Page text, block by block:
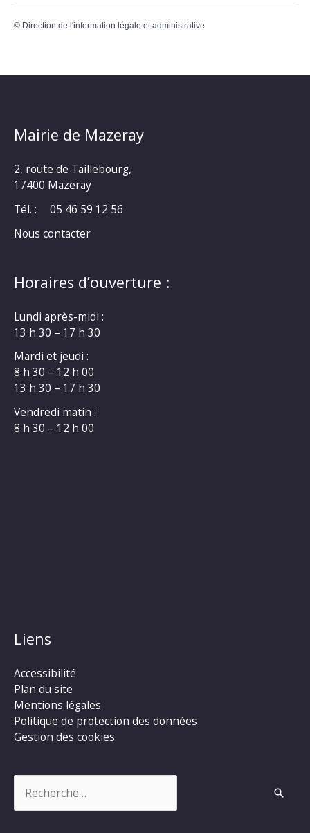
© Direction de l'information légale et administrative
Mairie de Mazeray
2, route de Taillebourg,
17400 Mazeray
Tél. :
05 46 59 12 56
Nous contacter
Horaires d’ouverture :
Lundi après-midi :
13 h 30 – 17 h 30
Mardi et jeudi :
8 h 30 – 12 h 00
13 h 30 – 17 h 30
Vendredi matin :
8 h 30 – 12 h 00
Liens
Accessibilité
Plan du site
Mentions légales
Politique de protection des données
Gestion des cookies